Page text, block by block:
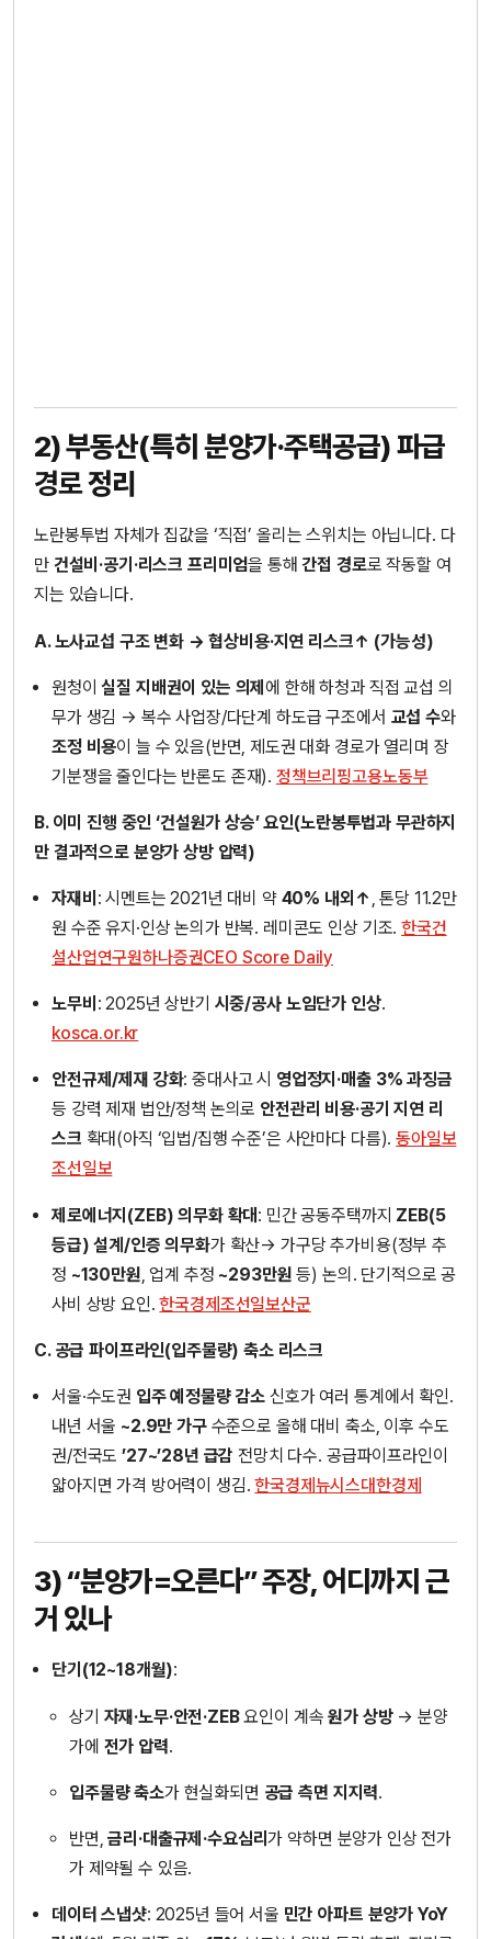
2) 부동산(특히 분양가·주택공급) 파급
경로정리
노란봉투법 자체가 집값을 ‘직접’ 올리는 스위치는 아닙니다. 다
만 건설비·공기·리스크 프리미엄을 통해간접 경로로 작동할 여
지는 있습니다.
A. 노사교섭 구조 변화 → 협상비용·지연 리스크↑ (가능성)
원청이실질 지배권이 있는 의제에 한해 하청과 직접 교섭 의
무가 생김 → 복수 사업장/다단계 하도급 구조에서 교섭 수와
조정 비용이 늘 수 있음(반면, 제도권 대화 경로가 열리며 장
기분쟁을 줄인다는 반론도 존재). 정책브리핑고용노동부
B. 이미 진행 중인 ‘건설원가 상승’ 요인(노란봉투법과 무관하지
만 결과적으로 분양가 상방 압력)
자재비 : 시멘트는 2021년 대비 약 40% 내외↑ , 톤당 11.2만
원 수준 유지·인상 논의가 반복. 레미콘도 인상 기조.한국건
설산업연구원하나증권CEO Score Daily
노무비 : 2025년 상반기 시중/공사 노임단가 인상.
kosca.or.kr
안전규제/제재 강화: 중대사고 시 영업정지·매출 3% 과징금
등 강력 제재 법안/정책 논의로 안전관리 비용·공기 지연 리
스크 확대(아직 ‘입법/집행 수준’은 사안마다 다름).동아일보
조선일보
제로에너지(ZEB) 의무화 확대 : 민간 공동주택까지 ZEB(5
등급) 설계/인증 의무화가 확산→ 가구당 추가비용(정부 추
정 ~130만원 , 업계 추정 ~293만원 등) 논의. 단기적으로 공
사비 상방 요인.한국경제 조선일보산군
C. 공급 파이프라인(입주물량) 축소 리스크
서울·수도권 입주 예정물량 감소 신호가 여러 통계에서 확인.
내년 서울 ~2.9만 가구수준으로 올해 대비 축소, 이후 수도
권/전국도’27~’28년 급감 전망치 다수. 공급파이프라인이
얇아지면 가격 방어력이 생김.한국경제 뉴시스대한경제
3) “분양가=오른다” 주장, 어디까지 근
거 있나
단기(12~18개월):
상기 자재·노무·안전·ZEB요인이 계속원가 상방→ 분양
가에 전가 압력.
입주물량 축소가 현실화되면 공급 측면 지지력.
반면,금리·대출규제·수요심리가 약하면 분양가 인상 전가
가 제약될 수 있음.
데이터 스냅샷: 2025년 들어 서울 민간 아파트 분양가 YoY